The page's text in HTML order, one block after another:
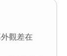
觀差在